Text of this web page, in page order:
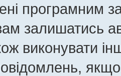
програмним
залишатись
виконувати